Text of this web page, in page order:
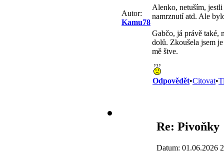
Autor:
Kamu78
Alenko, netuším,
namrznutí atd. Ale
Gabčo, já právě také,
dolů. Zkoušela jsem
mě štve.
Odpovědět•Citovat•
Re: Pivoňky
Datum: 01.06.2026